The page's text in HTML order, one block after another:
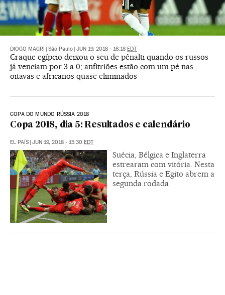
DIOGO MAGRI São Paulo JUN 19, 2018 - 16:18 EDT
Craque egípcio deixou o seu de pênalti quando os russos
já venciam por 3 a 0; anfitriões estão com um pé nas
oitavas e africanos quase eliminados
COPA DO MUNDO RÚSSIA 2018
Copa 2018, dia 5: Resultados e calendário
EL PAÍS JUN 19, 2018 - 15:30 EDT
Suécia, Bélgica e Inglaterra
estrearam com vitória. Nesta
terça, Rússia e Egito abrem a
segunda rodada